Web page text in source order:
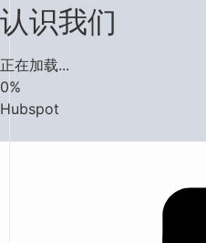
认识我们
正在加载...
0%
Hubspot